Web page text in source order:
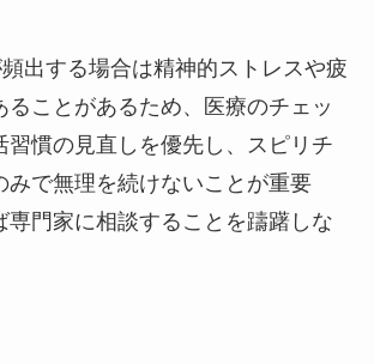
出する場合は精神的ストレスや疲
ることがあるため、医療のチェッ
習慣の見直しを優先し、スピリチ
みで無理を続けないことが重要
専門家に相談することを躊躇しな